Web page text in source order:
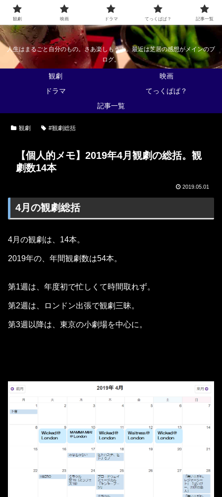
なんかくうかい
人生はまるごと自分のもの。さあ楽しもう！。最近は芝居の感想がメインのブ
ログ。
観劇
映画
ドラマ
てっくぱぱ？
記事一覧
観劇 #観劇総括
【個人的メモ】2019年4月観劇の総括。観
劇数14本
2019.05.01
4月の観劇総括
4月の観劇は、14本。
2019年の、年間観劇数は54本。
第1週は、年度初で忙しくて時間取れず。
第2週は、ロンドン出張で観劇三昧。
第3週以降は、東京の小劇場を中心に。
観劇 映画 ドラマ てっくぱぱ？ 記事一覧